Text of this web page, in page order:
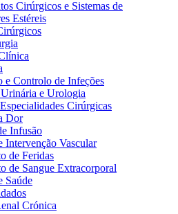
centro de inovação e apresente a sua
Entre em contacto connosco
Cirúrgicos e Sistemas de
Estéreis
e Controlo de Infeções
e Urologia
Cirúrgicas
Dor
Infusão
Intervenção Vascular
de Feridas
de Sangue Extracorporal
Saúde
Crónica